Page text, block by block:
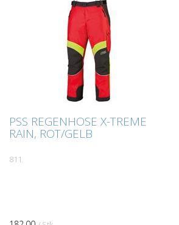
PSS REGENHOSE X-TREME
RAIN, ROT/GELB
811